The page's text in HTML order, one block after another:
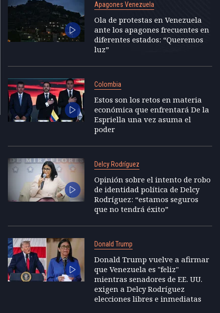
Apagones Venezuela
Ola de protestas en Venezuela
ante los apagones frecuentes en
diferentes estados: “Queremos
luz”
Colombia
Estos son los retos en materia
económica que enfrentará De la
Espriella una vez asuma el
poder
Delcy Rodríguez
Opinión sobre el intento de robo
de identidad política de Delcy
Rodríguez: “estamos seguros
que no tendrá éxito”
Donald Trump
Donald Trump vuelve a afirmar
que Venezuela es "feliz"
mientras senadores de EE. UU.
exigen a Delcy Rodríguez
elecciones libres e inmediatas